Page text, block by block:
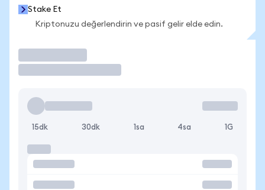
Stake Et
Kriptonuzu değerlendirin ve pasif gelir elde edin.
15dk 30dk 1sa 4sa 1G